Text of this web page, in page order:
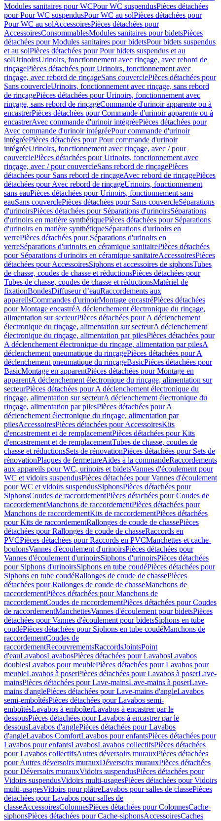
Modules sanitaires pour WCPour WC suspendusPièces détachées
pour Pour WC suspendusPour WC au solPièces détachées pour
Pour WC au solAccessoiresPièces détachées pour
AccessoiresConsommablesModules sanitaires pour bidetsPièces
détachées pour Modules sanitaires pour bidetsPour bidets suspendus
et au solPièces détachées pour Pour bidets suspendus et au
solUrinoirsUrinoirs, fonctionnement avec rinçage, avec rebord de
rinçagePièces détachées pour Urinoirs, fonctionnement avec
rinçage, avec rebord de rinçageSans couverclePièces détachées pour
Sans couvercleUrinoirs, fonctionnement avec rinçage, sans rebord
de rinçagePièces détachées pour Urinoirs, fonctionnement avec
rinçage, sans rebord de rinçageCommande d'urinoir apparente ou à
encastrerPièces détachées pour Commande d'urinoir apparente ou à
encastrerAvec commande d'urinoir intégréePièces détachées pour
Avec commande d'urinoir intégréePour commande d'urinoir
intégréePièces détachées pour Pour commande d'urinoir
intégréeUrinoirs, fonctionnement avec rinçage, avec / pour
couverclePièces détachées pour Urinoirs, fonctionnement avec
rinçage, avec / pour couvercleSans rebord de rinçagePièces
détachées pour Sans rebord de rinçageAvec rebord de rinçagePièces
détachées pour Avec rebord de rinçageUrinoirs, fonctionnement
sans eauPièces détachées pour Urinoirs, fonctionnement sans
eauSans couverclePièces détachées pour Sans couvercleSéparations
d'urinoirsPièces détachées pour Séparations d'urinoirsSéparations
d'urinoirs en matière synthétiquePièces détachées pour Séparations
d'urinoirs en matière synthétiqueSéparations d'urinoirs en
verrePièces détachées pour Séparations d'urinoirs en
verreSéparations d'urinoirs en céramique sanitairePièces détachées
pour Séparations d'urinoirs en céramique sanitaireAccessoiresPièces
détachées pour AccessoiresSiphons et accessoires de siphonsTubes
de chasse, coudes de chasse et réductionsPièces détachées pour
Tubes de chasse, coudes de chasse et réductionsMatériel de
fixationBondesDiffuseur d’eauRaccordements aux
appareilsCommandes d'urinoirMontage encastréPièces détachées
pour Montage encastréA déclenchement électronique du rinçage,
alimentation sur secteurPièces détachées pour A déclenchement
électronique du rinçage, alimentation sur secteurA déclenchement
électronique du rinçage, alimentation par pilesPièces détachées pour
A déclenchement électronique du rinçage, alimentation par pilesA
déclenchement pneumatique du rinçagePièces détachées pour A
déclenchement pneumatique du rinçageBasicPièces détachées pour
BasicMontage en apparentPièces détachées pour Montage en
apparentA déclenchement électronique du rinçage, alimentation sur
secteurPièces détachées pour A déclenchement électronique du
rinçage, alimentation sur secteurA déclenchement électronique du
rinçage, alimentation par pilesPièces détachées pour A
déclenchement électronique du rinçage, alimentation par
pilesAccessoiresPièces détachées pour AccessoiresKits
d'encastrement et de remplacementPièces détachées pour Kits
d'encastrement et de remplacementTubes de chasse, coudes de
chasse et réductionsSets de rénovationPièces détachées pour Sets de
rénovationPlaques de fermetureAides à la commandeRaccordements
aux appareils pour WC, urinoirs et bidetsVannes d'écoulement pour
WC et vidoirs suspendusPièces détachées pour Vannes d'écoulement
pour WC et vidoirs suspendusSiphonsPièces détachées pour
SiphonsCoudes de raccordementPièces détachées pour Coudes de
raccordementManchons de raccordementPièces détachées pour
Manchons de raccordementKits de raccordementPièces détachées
pour Kits de raccordementRallonges de coude de chassePièces
détachées pour Rallonges de coude de chasseRaccords en
PVCPièces détachées pour Raccords en PVCManchettes et cache-
boulonsVannes d'écoulement d'urinoirsPièces détachées pour
Vannes d'écoulement d'urinoirsSiphons d'urinoirsPièces détachées
pour Siphons d'urinoirsSiphons en tube coudéPièces détachées pour
Siphons en tube coudéRallonges de coude de chassePièces
détachées pour Rallonges de coude de chasseManchons de
raccordementPièces détachées pour Manchons de
raccordementCoudes de raccordementPièces détachées pour Coudes
de raccordementManchettesVannes d'écoulement pour bidetsPièces
détachées pour Vannes d'écoulement pour bidetsSiphons en tube
coudéPièces détachées pour Siphons en tube coudéManchons de
raccordementCoudes de
raccordementRecouvrementsRaccordsJointsPoint
d'eauLavabosLavabosPièces détachées pour LavabosLavabos
doublesLavabos pour meublePièces détachées pour Lavabos pour
meubleLavabos à poserPièces détachées pour Lavabos à poserLave-
mainsPièces détachées pour Lave-mainsLave-mains à poserLave-
mains d'anglePièces détachées pour Lave-mains d'angleLavabos
semi-emboîtésPièces détachées pour Lavabos semi-
emboîtésLavabos à emboîterLavabos à encastrer par le
dessousPièces détachées pour Lavabos à encastrer par le
dessousLavabos d'anglePièces détachées pour Lavabos
d'angleLavabos ComfortLavabos pour enfantsPièces détachées pour
Lavabos pour enfantsLavabosLavabos collectifsPièces détachées
pour Lavabos collectifsAutres déversoirs murauxPièces détachées
pour Autres déversoirs murauxDéversoirs murauxPièces détachées
pour Déversoirs murauxVidoirs suspendusPièces détachées pour
Vidoirs suspendusVidoirs multi-usagesPièces détachées pour Vidoirs
multi-usagesVidoirs pour plâtreLavabos pour salles de classePièces
détachées pour Lavabos pour salles de
classeAccessoiresColonnesPièces détachées pour ColonnesCache-
siphonsPièces détachées pour Cache-siphonsAccessoiresCaches